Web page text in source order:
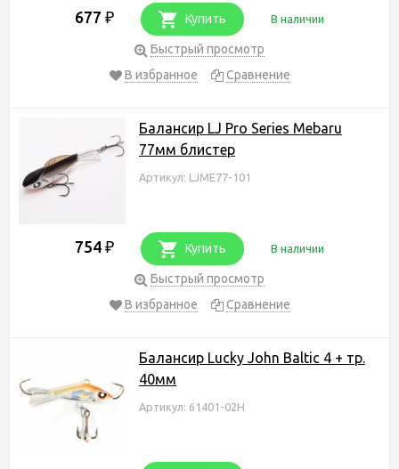
677 ₽ Купить В наличии
Быстрый просмотр
В избранное
Сравнение
Балансир LJ Pro Series Mebaru
77мм блистер
Артикул: LJME77-101
754 ₽ Купить В наличии
Быстрый просмотр
В избранное
Сравнение
Балансир Lucky John Baltic 4 + тр.
40мм
Артикул: 61401-02H